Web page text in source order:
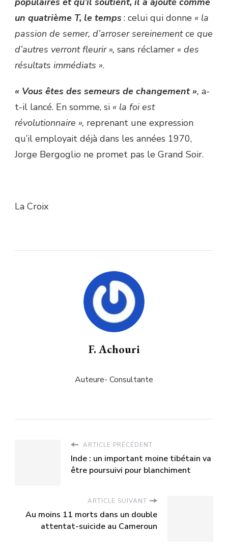
un quatrième T, le temps : celui qui donne « la
passion de semer, d’arroser sereinement ce que
d’autres verront fleurir », sans réclamer « des
résultats immédiats ».
« Vous êtes des semeurs de changement », a-
t-il lancé. En somme, si « la foi est
révolutionnaire », reprenant une expression
qu’il employait déjà dans les années 1970,
Jorge Bergoglio ne promet pas le Grand Soir.
La Croix
F. Achouri
Auteure- Consultante
ARTICLE PRÉCÉDENT
Inde : un important moine tibétain va
être poursuivi pour blanchiment
ARTICLE SUIVANT
Au moins 11 morts dans un double
attentat-suicide au Cameroun